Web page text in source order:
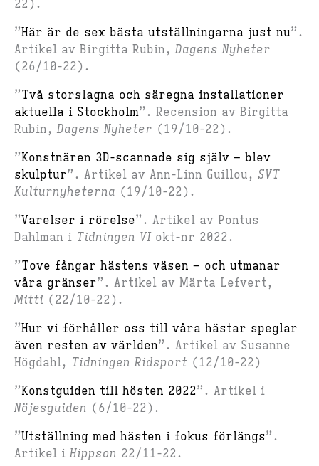
22).
”Här är de sex bästa utställningarna just nu”.
Artikel av Birgitta Rubin, Dagens Nyheter
(26/10-22).
”Två storslagna och säregna installationer
aktuella i Stockholm”. Recension av Birgitta
Rubin, Dagens Nyheter (19/10-22).
”Konstnären 3D-scannade sig själv – blev
skulptur”. Artikel av Ann-Linn Guillou, SVT
Kulturnyheterna (19/10-22).
”Varelser i rörelse”. Artikel av Pontus
Dahlman i Tidningen VI okt-nr 2022.
”Tove fångar hästens väsen – och utmanar
våra gränser”. Artikel av Märta Lefvert,
Mitti (22/10-22).
”Hur vi förhåller oss till våra hästar speglar
även resten av världen”. Artikel av Susanne
Högdahl, Tidningen Ridsport (12/10-22)
”Konstguiden till hösten 2022”. Artikel i
Nöjesguiden (6/10-22).
”Utställning med hästen i fokus förlängs”.
Artikel i Hippson 22/11-22.